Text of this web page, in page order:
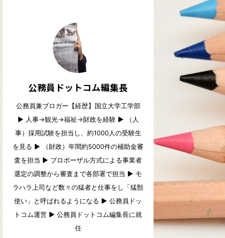
公務員ドットコム編集長
公務員兼ブロガー【経歴】国立大学工学部
▶︎ 人事→観光→福祉→財政を経験 ▶︎ （人
事）採用試験を担当し、約1000人の受験生
を見る ▶︎ （財政）年間約5000件の補助金審
査を担当 ▶︎ プロポーザル方式による事業者
選定の調整から審査まで各部署で担当 ▶︎ モ
ラハラ上司など数々の猛者と仕事をし「猛獣
使い」と呼ばれるようになる ▶︎ 公務員ドッ
トコム運営 ▶︎ 公務員ドットコム編集長に就
任